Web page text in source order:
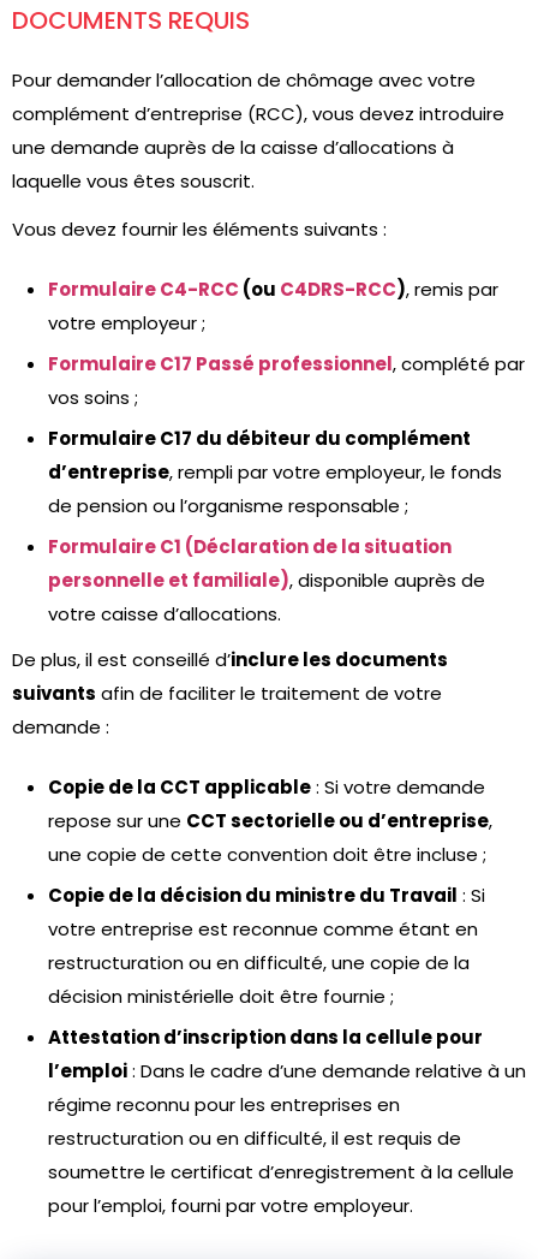
DOCUMENTS REQUIS
Pour demander l’allocation de chômage avec votre
complément d’entreprise (RCC), vous devez introduire
une demande auprès de la caisse d’allocations à
laquelle vous êtes souscrit.
Vous devez fournir les éléments suivants :
Formulaire C4-RCC (ou C4DRS-RCC), remis par
votre employeur ;
Formulaire C17 Passé professionnel, complété par
vos soins ;
Formulaire C17 du débiteur du complément
d’entreprise, rempli par votre employeur, le fonds
de pension ou l’organisme responsable ;
Formulaire C1 (Déclaration de la situation
personnelle et familiale), disponible auprès de
votre caisse d’allocations.
De plus, il est conseillé d’inclure les documents
suivants afin de faciliter le traitement de votre
demande :
Copie de la CCT applicable: Si votre demande
repose sur une CCT sectorielle ou d’entreprise,
une copie de cette convention doit être incluse ;
Copie de la décision du ministre du Travail : Si
votre entreprise est reconnue comme étant en
restructuration ou en difficulté, une copie de la
décision ministérielle doit être fournie ;
Attestation d’inscription dans la cellule pour
l’emploi: Dans le cadre d’une demande relative à un
régime reconnu pour les entreprises en
restructuration ou en difficulté, il est requis de
soumettre le certificat d’enregistrement à la cellule
pour l’emploi, fourni par votre employeur.